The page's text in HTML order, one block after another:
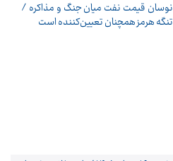
نوسان قیمت نفت میان جنگ و مذاکره /
تنگه هرمز همچنان تعیین‌کننده است